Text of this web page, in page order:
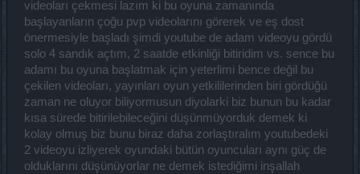
videoları çekmesi lazım ki bu oyuna zamanında
başlayanların çoğu pvp videolarını görerek ve eş dost
önermesiyle başladı şimdi youtube de adam videoyu gördü
solo 4 sandık açtım, 2 saatde etkinliği bitiridim vs. sence bu
adamı bu oyuna başlatmak için yeterlimi bence değil bu
çekilen videoları, yayınları oyun yetkililerinden biri gördüğü
zaman ne oluyor biliyormusun diyolarki biz bunun bu kadar
kısa sürede bitirilebileceğini düşünmüyorduk demek ki
kolay olmuş biz bunu biraz daha zorlaştıralım youtubedeki
2 videoyu izliyerek oyundaki bütün oyuncuları aynı güç de
olduklarını düşünüyorlar ne demek istediğimi inşallah